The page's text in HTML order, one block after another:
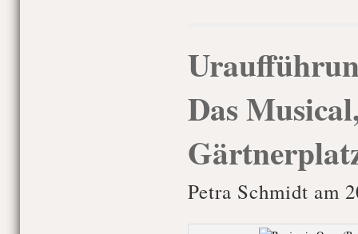
Das
Petra Schmidt am